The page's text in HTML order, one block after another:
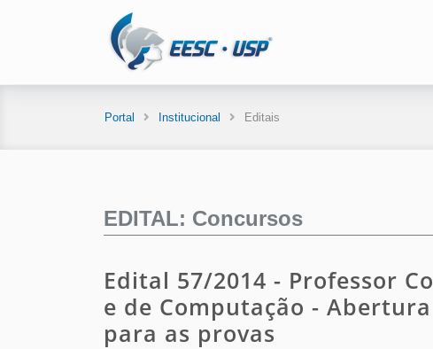
Portal Institucional Editais
EDITAL: Concursos
Edital 57/2014 - Professor
e de Computação -
para as provas